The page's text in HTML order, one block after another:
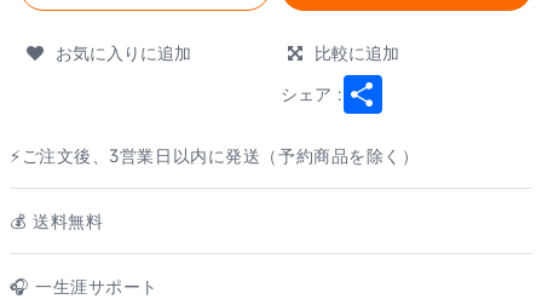
お気に入りに追加
比較に追加
シェア :
⚡ご注文後、3営業日以内に発送（予約商品を除く）
💰️ 送料無料
🎧 一生涯サポート